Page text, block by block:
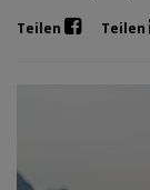
Teilen Teilen